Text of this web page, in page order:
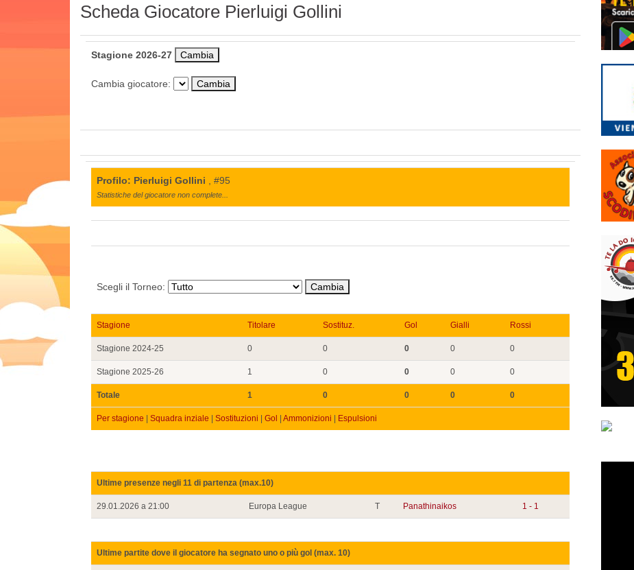
Scheda Giocatore Pierluigi Gollini
Stagione 2026-27
Cambia giocatore:
Profilo: Pierluigi Gollini , #95
Statistiche del giocatore non complete...
Scegli il Torneo:
Stagione Titolare Sostituz. Gol Gialli Rossi
Stagione 2024-25 0 0 0 0 0
Stagione 2025-26 1 0 0 0 0
Totale 1 0 0 0 0
Per stagione | Squadra inziale | Sostituzioni | Gol | Ammonizioni | Espulsioni
Ultime presenze negli 11 di partenza (max.10)
29.01.2026 a 21:00 Europa League T Panathinaikos 1 - 1
Ultime partite dove il giocatore ha segnato uno o più gol (max. 10)